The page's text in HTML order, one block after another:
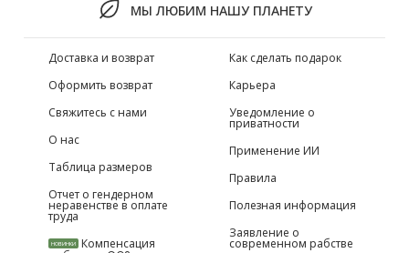
МЫ ЛЮБИМ НАШУ ПЛАНЕТУ
Доставка и возврат
Оформить возврат
Свяжитесь с нами
О нас
Таблица размеров
Отчет о гендерном
неравенстве в оплате
труда
НОВИНКИ Компенсация
Как сделать подарок
Карьера
Уведомление о
приватности
Применение ИИ
Правила
Полезная информация
Заявление о
современном рабстве